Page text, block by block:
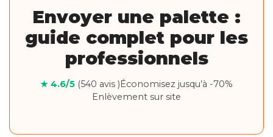
Envoyer une palette :
guide complet pour les
professionnels
★ 4.6/5 (540 avis )Économisez jusqu’à -70%
Enlèvement sur site